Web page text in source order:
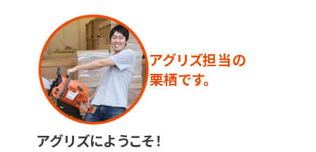
アグリズ担当の
栗栖です。
アグリズにようこそ！